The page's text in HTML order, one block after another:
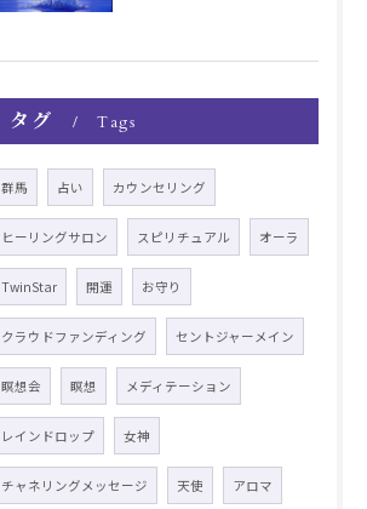
タグ Tags
群馬 占い カウンセリング
ヒーリングサロン スピリチュアル オーラ
TwinStar 開運 お守り
クラウドファンディング セントジャーメイン
瞑想会 瞑想 メディテーション
レインドロップ 女神
チャネリングメッセージ 天使 アロマ